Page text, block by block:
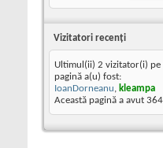
Vizitatori recenţi
Ultimul(ii) 2 vizitator(i) pe
pagină a(u) fost:
IoanDorneanu, kleampa
Această pagină a avut 364